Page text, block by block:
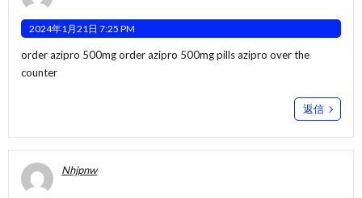
2024年1月21日 7:25 PM
order azipro 500mgorder azipro 500mg pillsazipro over the
counter
返信
Nhjpnw